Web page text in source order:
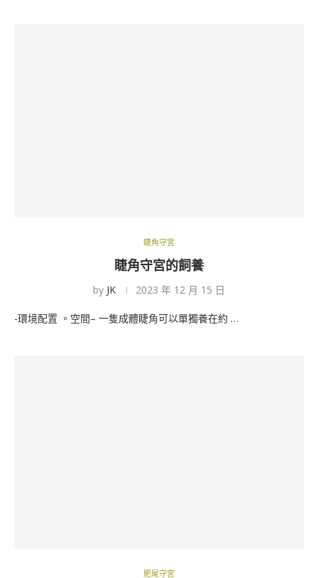
睫角守宮
睫角守宮的飼養
by JK 2023 年 12 月 15 日
-環境配置 。空間– 一隻成體睫角可以單獨養在約 …
肥尾守宮